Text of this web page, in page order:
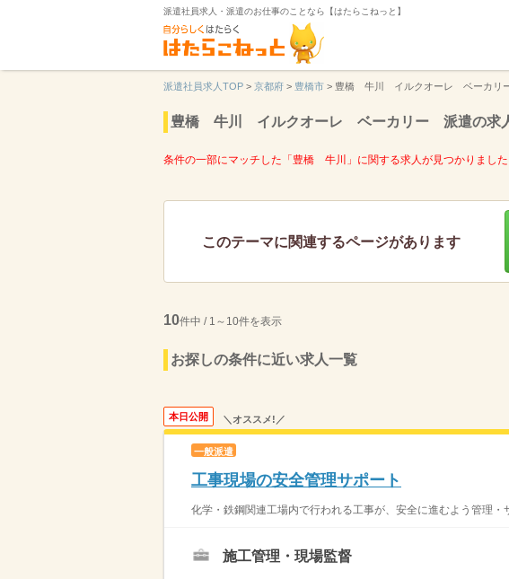
派遣社員求人・派遣のお仕事のことなら【はたらこねっと】
派遣社員求人TOP > 京都府 > 豊橋市 > 豊橋 牛川 イルクオーレ ベーカリ
豊橋 牛川 イルクオーレ ベーカリー 派遣の求
条件の一部にマッチした「豊橋 牛川」に関する求人が見つかりました
このテーマに関連するページがあります
10件中 / 1～10件を表示
お探しの条件に近い求人一覧
本日公開 ＼オススメ!／
一般派遣
工事現場の安全管理サポート
化学・鉄鋼関連工場内で行われる工事が、安全に進むよう管理
施工管理・現場監督